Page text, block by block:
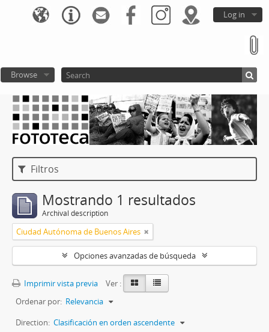
Log in
Browse
Filtros
Mostrando 1 resultados
Archival description
Ciudad Autónoma de Buenos Aires
Opciones avanzadas de búsqueda
Imprimir vista previa
Ver :
Ordenar por: Relevancia
Direction: Clasificación en orden ascendente